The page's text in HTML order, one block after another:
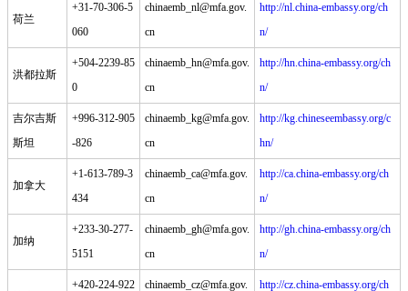
荷兰
+31-70-306-5
060
chinaemb_nl@mfa.gov.
cn
http://nl.china-embassy.org/ch
n/
洪都拉斯
+504-2239-85
0
chinaemb_hn@mfa.gov.
cn
http://hn.china-embassy.org/ch
n/
吉尔吉斯
斯坦
+996-312-905
-826
chinaemb_kg@mfa.gov.
cn
http://kg.chineseembassy.org/c
hn/
加拿大
+1-613-789-3
434
chinaemb_ca@mfa.gov.
cn
http://ca.china-embassy.org/ch
n/
加纳
+233-30-277-
5151
chinaemb_gh@mfa.gov.
cn
http://gh.china-embassy.org/ch
n/
+420-224-922
chinaemb_cz@mfa.gov.
http://cz.china-embassy.org/ch